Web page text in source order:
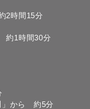
時間15分
1時間30分
」から 約5分